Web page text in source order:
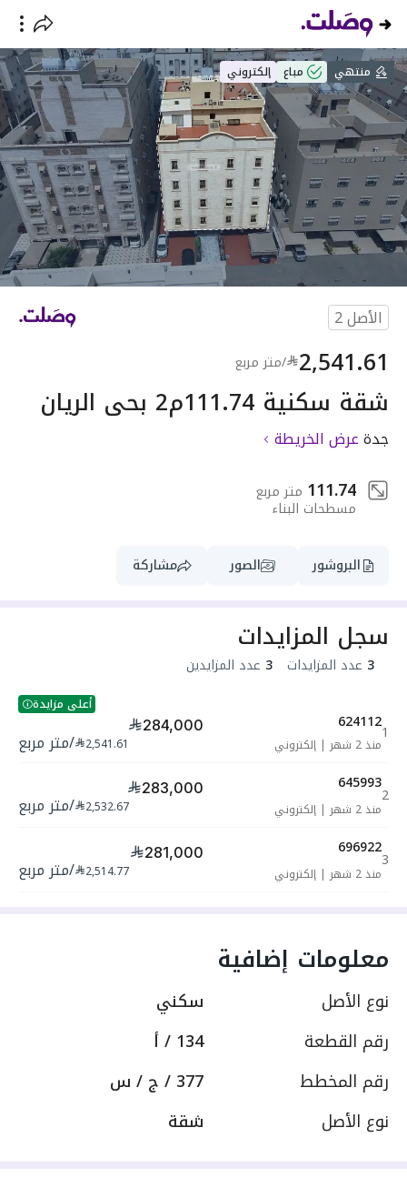
منتهي مباع إلكتروني
الأصل2
2,541.61
/متر مربع
شقة سكنية 111.74م2 بحي الريان
جدةعرض الخريطة
111.74 متر مربع
مسطحات البناء
البروشور الصور مشاركة
سجل المزايدات
3 عدد المزايدات 3 عدد المزايدين
أعلى مزايدة
1
624112
منذ 2 شهر | إلكتروني
284,000
2,541.61
/متر مربع
2
645993
منذ 2 شهر | إلكتروني
283,000
2,532.67
/متر مربع
3
696922
منذ 2 شهر | إلكتروني
281,000
2,514.77
/متر مربع
معلومات إضافية
نوع الأصل
سكني
رقم القطعة
134 / أ
رقم المخطط
377 / ج / س
نوع الأصل
شقة